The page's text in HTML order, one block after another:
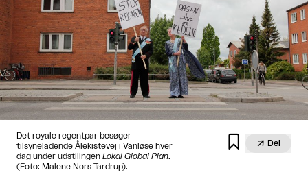
Det royale regentpar besøger
tilsyneladende Ålekistevej i Vanløse hver
dag under udstilingen Lokal Global Plan.
(Foto: Malene Nors Tardrup).
  Del